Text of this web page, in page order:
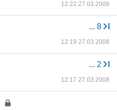
12:22 27.03.2008
... 8
12:19 27.03.2008
... 2
12:17 27.03.2008